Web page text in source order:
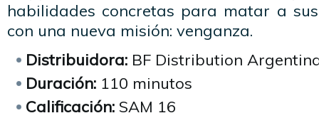
habilidades concretas para matar a
con una nueva misión: venganza.
Distribuidora: BF Distribution
Duración: 110 minutos
Calificación: SAM 16